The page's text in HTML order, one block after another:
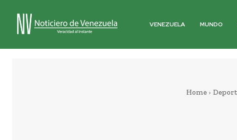
VENEZUELA MUNDO
Home